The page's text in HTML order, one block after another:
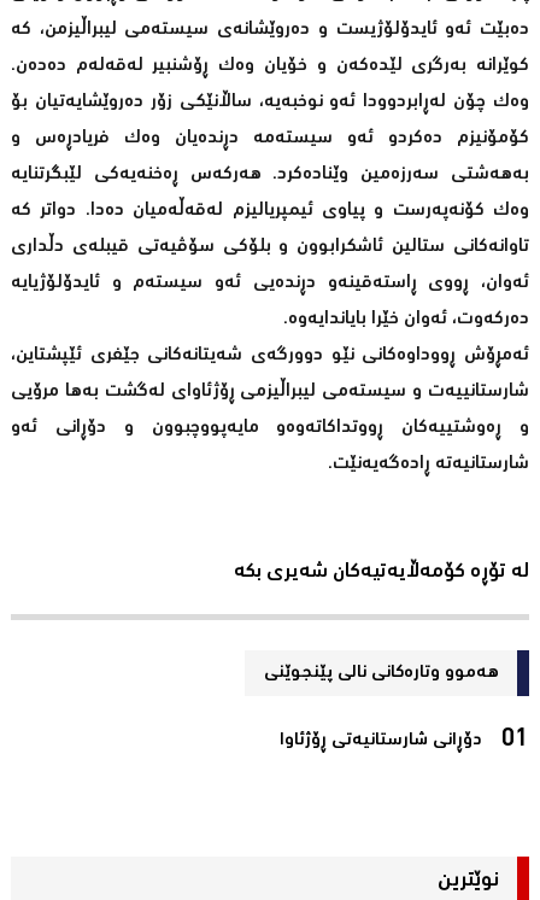
دەبێت ئەو ئایدۆلۆژیست و دەروێشانەی سیستەمی لیبراڵیزمن، کە
کوێرانە بەرگری لێدەکەن و خۆیان وەك ڕۆشنبیر لەقەلەم دەدەن.
وەك چۆن لەڕابردوودا ئەو نوخبەیە، ساڵانێکی زۆر دەروێشایەتیان بۆ
کۆمۆنیزم دەکردو ئەو سیستەمە دڕندەیان وەک فریادڕەس و
بەهەشتی سەرزەمین وێنادەکرد. هەرکەس ڕەخنەیەکی لێبگرتنایە
وەك کۆنەپەرست و پیاوی ئیمپریالیزم لەقەڵەمیان دەدا. دواتر کە
تاوانەکانی ستالین ئاشکرابوون و بلۆکی سۆڤیەتی قیبلەی دڵداری
ئەوان، ڕووی ڕاستەقینەو دڕندەیی ئەو سیستەم و ئایدۆلۆژیایە
دەرکەوت، ئەوان خێرا بایاندایەوە.
ئەمڕۆش ڕووداوەکانی نێو دوورگەی شەیتانەکانی جێفری ئێپشتاین،
شارستانییەت و سیستەمی لیبراڵیزمی ڕۆژئاوای لەگشت بەها مرۆیی
و ڕەوشتییەکان ڕووتداکاتەوەو مایەپووچبوون و دۆڕانی ئەو
شارستانیەتە ڕادەگەیەنێت.
لە تۆڕە کۆمەڵایەتیەکان شەیری بکە
هەموو وتارەکانی نالی پێنجوێنی
دۆڕانی شارستانیەتی ڕۆژئاوا‌
نوێترین